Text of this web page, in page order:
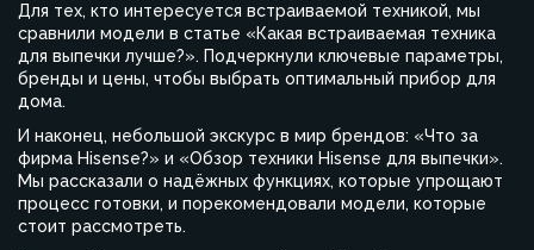
Для тех, кто интересуется встраиваемой техникой, мы
сравнили модели в статье «Какая встраиваемая техника
для выпечки лучше?». Подчеркнули ключевые параметры,
бренды и цены, чтобы выбрать оптимальный прибор для
дома.
И наконец, небольшой экскурс в мир брендов: «Что за
фирма Hisense?» и «Обзор техники Hisense для выпечки».
Мы рассказали о надёжных функциях, которые упрощают
процесс готовки, и порекомендовали модели, которые
стоит рассмотреть.